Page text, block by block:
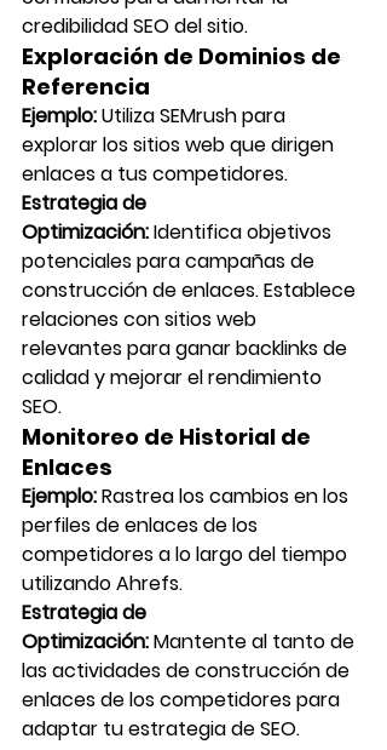
credibilidad SEO del sitio.
Exploración de Dominios de
Referencia
Ejemplo: Utiliza SEMrush para
explorar los sitios web que dirigen
enlaces a tus competidores.
Estrategia de
Optimización: Identifica objetivos
potenciales para campañas de
construcción de enlaces. Establece
relaciones con sitios web
relevantes para ganar backlinks de
calidad y mejorar el rendimiento
SEO.
Monitoreo de Historial de
Enlaces
Ejemplo: Rastrea los cambios en los
perfiles de enlaces de los
competidores a lo largo del tiempo
utilizando Ahrefs.
Estrategia de
Optimización: Mantente al tanto de
las actividades de construcción de
enlaces de los competidores para
adaptar tu estrategia de SEO.